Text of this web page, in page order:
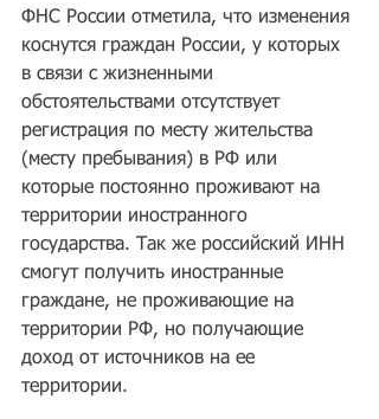
ФНС России отметила, что изменения
коснутся граждан России, у которых
в связи с жизненными
обстоятельствами отсутствует
регистрация по месту жительства
(месту пребывания) в РФ или
которые постоянно проживают на
территории иностранного
государства. Так же российский ИНН
смогут получить иностранные
граждане, не проживающие на
территории РФ, но получающие
доход от источников на ее
территории.